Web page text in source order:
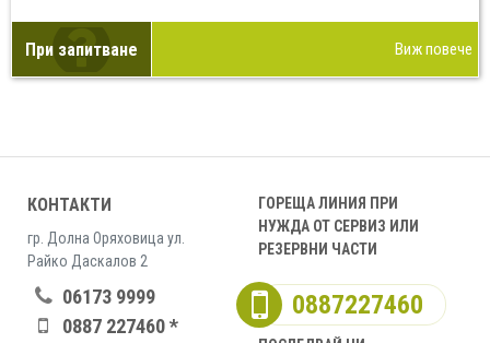
При запитване Виж повече
КОНТАКТИ
гр. Долна Оряховица ул.
Райко Даскалов 2
06173 9999
0887 227460 *
ГОРЕЩА ЛИНИЯ ПРИ
НУЖДА ОТ СЕРВИЗ ИЛИ
РЕЗЕРВНИ ЧАСТИ
0887227460